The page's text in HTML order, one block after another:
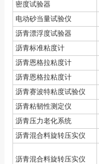
密度试验器
电动砂当量试验仪
沥青漂浮度试验器
沥青标准粘度计
沥青恩格拉粘度计
沥青恩格拉粘度计
沥青赛波特粘度试验仪
沥青粘韧性测定仪
沥青压力老化系统
沥青混合料旋转压实仪
沥青混合料旋转压实仪